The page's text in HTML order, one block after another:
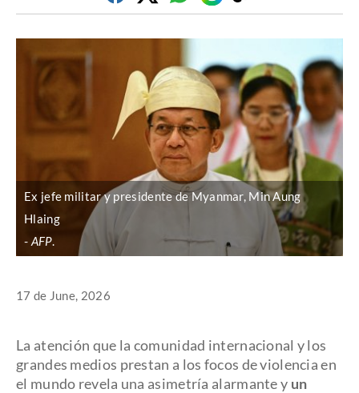
Discoverenlace
Ex jefe militar y presidente de Myanmar, Min Aung
Hlaing
AFP.
17 de June, 2026
La atención que la comunidad internacional y los
grandes medios prestan a los focos de violencia en
el mundo revela una asimetría alarmante y un